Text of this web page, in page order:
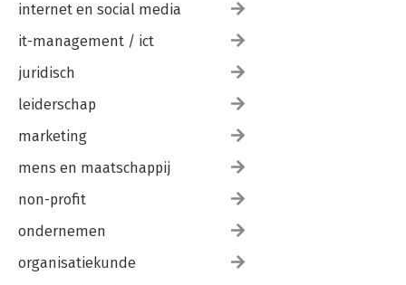
internet en social media
it-management / ict
juridisch
leiderschap
marketing
mens en maatschappij
non-profit
ondernemen
organisatiekunde